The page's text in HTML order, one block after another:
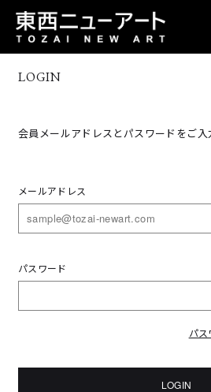
LOGIN
会員メールアドレスとパスワードをご入
メールアドレス
パスワード
パ
LOGIN